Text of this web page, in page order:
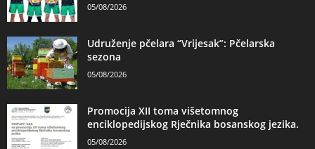
05/08/2026
Udruženje pčelara “Vrijesak”: Pčelarska
sezona
05/08/2026
Promocija XII toma višetomnog
enciklopedijskog Rječnika bosanskog jezika.
05/08/2026